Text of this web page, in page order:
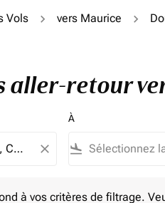
Vols vers Maurice
aller-retour
close
À
flight_land
à vos critères de filtrage.